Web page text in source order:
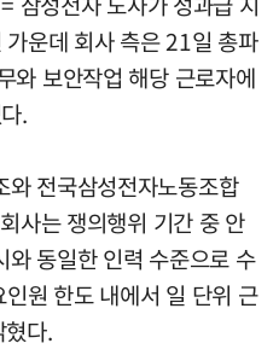
운데 회사 측은 21일 총파
와 보안작업 해당 근로자에
.
전국삼성전자노동조합
사는 쟁의행위 기간 중 안
동일한 인력 수준으로 수
원 한도 내에서 일 단위 근
다.